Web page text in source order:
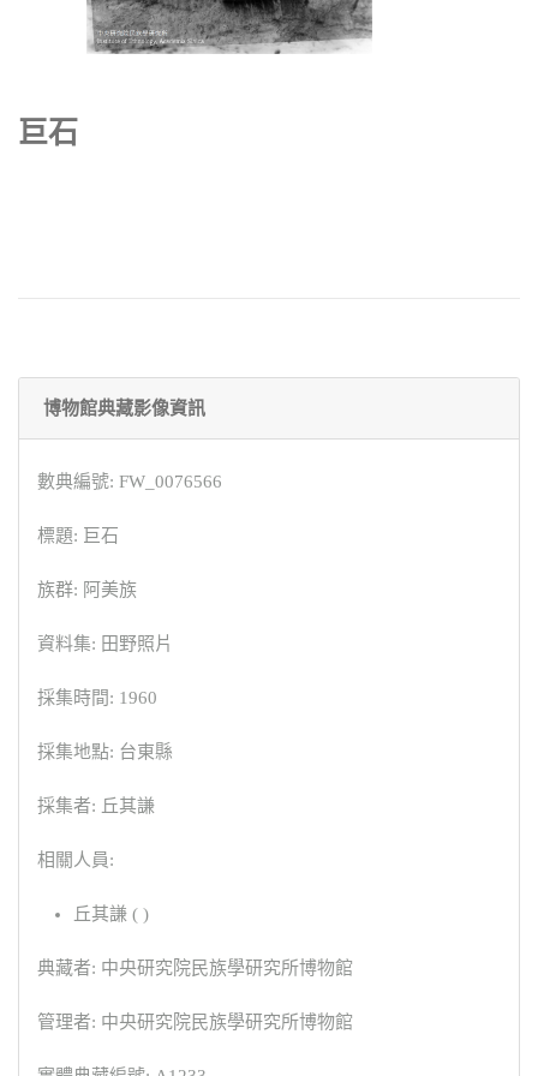
巨石
博物館典藏影像資訊
數典編號: FW_0076566
標題: 巨石
族群: 阿美族
資料集: 田野照片
採集時間: 1960
採集地點: 台東縣
採集者: 丘其謙
相關人員:
丘其謙 ( )
典藏者: 中央研究院民族學研究所博物館
管理者: 中央研究院民族學研究所博物館